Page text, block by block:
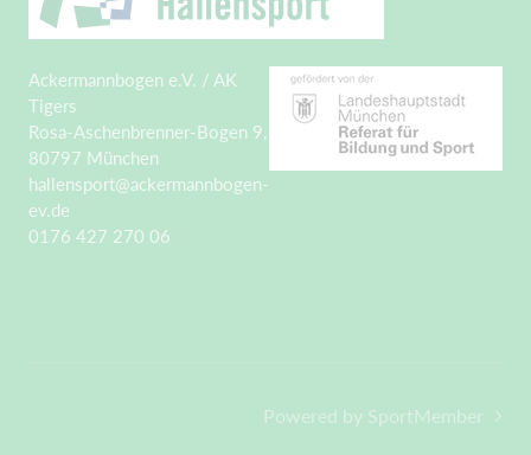
Ackermannbogen e.V. / AK
Tigers
Rosa-Aschenbrenner-Bogen 9,
80797 München
hallensport@ackermannbogen-
ev.de
0176 427 270 06
Powered by SportMember